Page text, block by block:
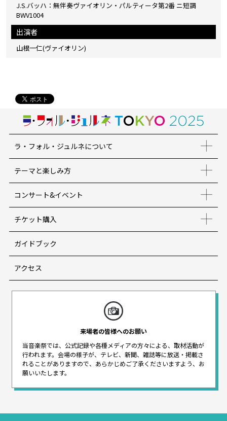
J.S.バッハ：無伴奏ヴァイオリン・パルティータ第2番 ニ短調
BWV1004
出演者
山根一仁(ヴァイオリン)
ラ・フォル・ジュルネについて
テーマと楽しみ方
コンサート&イベント
チケット購入
ガイドブック
アクセス
来場者の皆様へのお願い
当音楽祭では、公式記録や各種メディアの方々による、取材活動が
行われます。 会場の様子が、テレビ、新聞、雑誌等に放送・掲載さ
れることがありますので、 あらかじめご了承くださいますよう、お
願いいたします。